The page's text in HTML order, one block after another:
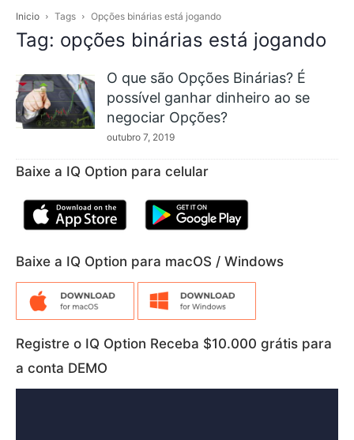
Inicio Tags Opções binárias está jogando
Tag: opções binárias está jogando
O que são Opções Binárias? É
possível ganhar dinheiro ao se
negociar Opções?
outubro 7, 2019
Baixe a IQ Option para celular
Baixe a IQ Option para macOS / Windows
Registre o IQ Option Receba $10.000 grátis para
a conta DEMO